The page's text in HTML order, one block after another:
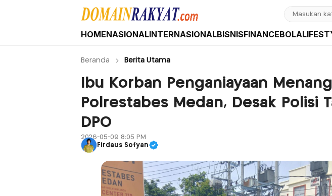
Domain Rakyat
Berita Hari Ini Terkini dan Terbaru Indonesia dan Internasional
HOMENASIONALINTERNASIONALBISNISFINANCEBOLA
Beranda Berita Utama
Ibu Korban Penganiayaan
Polrestabes Medan, Desak Polisi
DPO
2026-05-09 8:05 PM
Firdaus Sofyan